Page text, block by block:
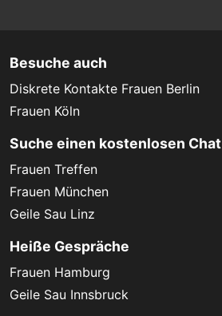
Besuche auch
Diskrete Kontakte Frauen Berlin
Frauen Köln
Suche einen kostenlosen Chat
Frauen Treffen
Frauen München
Geile Sau Linz
Heiße Gespräche
Frauen Hamburg
Geile Sau Innsbruck